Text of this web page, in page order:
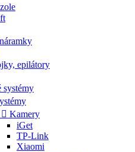
epilátory
systémy
 Kamery
iGet
TP-Link
Xiaomi